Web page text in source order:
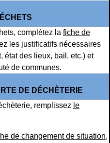
complétez la fiche de
les justificatifs nécessaires
état des lieux, bail, etc.) et
de communes.
DE DÉCHÈTERIE
remplissez le
de changement de situation,